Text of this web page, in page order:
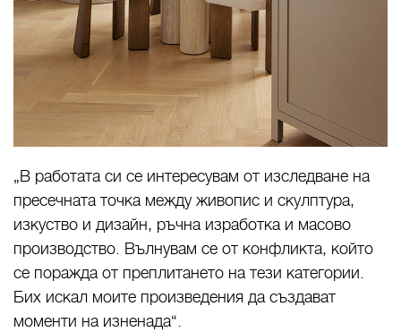
„В работата си се интересувам от изследване на
пресечната точка между живопис и скулптура,
изкуство и дизайн, ръчна изработка и масово
производство. Вълнувам се от конфликта, който
се поражда от преплитането на тези категории.
Бих искал моите произведения да създават
моменти на изненада“.